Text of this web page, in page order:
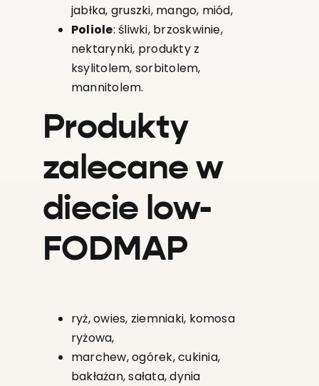
jabłka, gruszki, mango, miód,
Poliole: śliwki, brzoskwinie,
nektarynki, produkty z
ksylitolem, sorbitolem,
mannitolem.
Produkty
zalecane w
diecie low-
FODMAP
ryż, owies, ziemniaki, komosa
ryżowa,
marchew, ogórek, cukinia,
bakłażan, sałata, dynia